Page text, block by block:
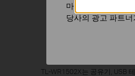
TL-WR1502X는 공유기, USB
마케팅 쿠키는 귀
당사의 광고 파트